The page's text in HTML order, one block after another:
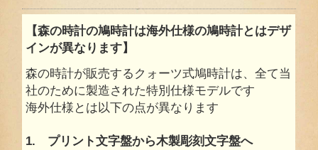
【森の時計の鳩時計は海外仕様の鳩時計とはデザ
インが異なります】
森の時計が販売するクォーツ式鳩時計は、全て当
社のために製造された特別仕様モデルです
海外仕様とは以下の点が異なります
1. プリント文字盤から木製彫刻文字盤へ